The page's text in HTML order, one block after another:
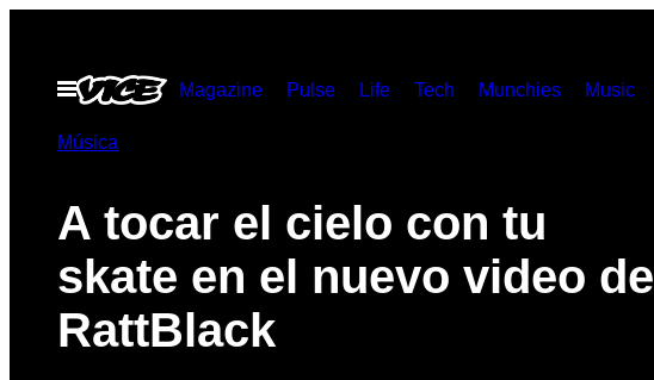
contenido
Abrir
Menú
Magazine Pulse Life Tech Munchies Music
Música
A tocar el cielo con tu
skate en el nuevo video de
RattBlack